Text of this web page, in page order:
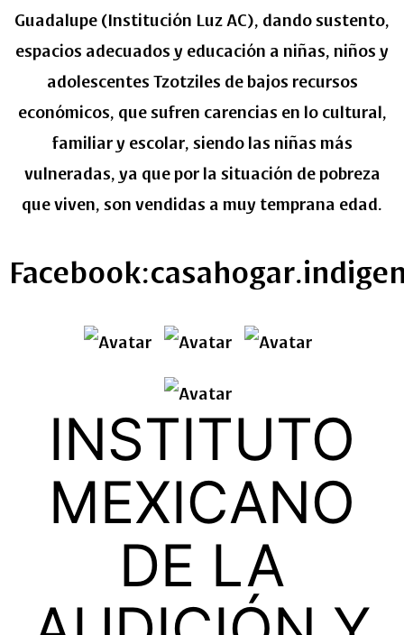
Guadalupe (Institución Luz AC), dando sustento,
espacios adecuados y educación a niñas, niños y
adolescentes Tzotziles de bajos recursos
económicos, que sufren carencias en lo cultural,
familiar y escolar, siendo las niñas más
vulneradas, ya que por la situación de pobreza
que viven, son vendidas a muy temprana edad.
INSTITUTO
MEXICANO
DE LA